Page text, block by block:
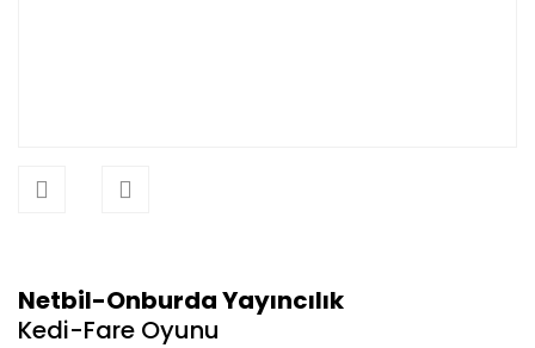
Netbil-Onburda Yayıncılık
Kedi-Fare Oyunu